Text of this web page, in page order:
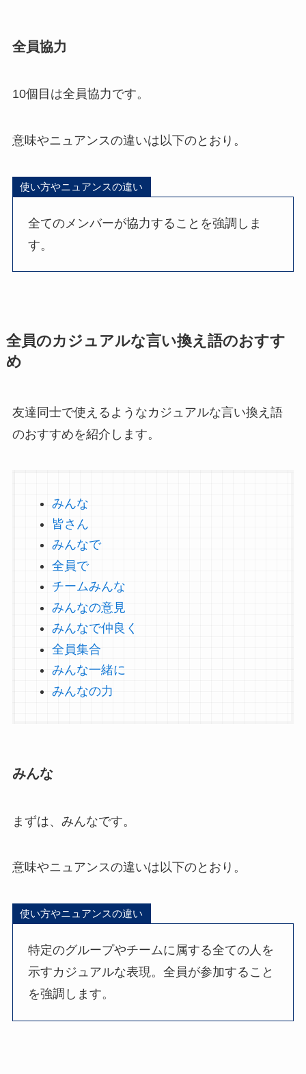
全員協力
10個目は全員協力です。
意味やニュアンスの違いは以下のとおり。
使い方やニュアンスの違い
全てのメンバーが協力することを強調しま
す。
全員のカジュアルな言い換え語のおすす
め
友達同士で使えるようなカジュアルな言い換え語
のおすすめを紹介します。
みんな
皆さん
みんなで
全員で
チームみんな
みんなの意見
みんなで仲良く
全員集合
みんな一緒に
みんなの力
みんな
まずは、みんなです。
意味やニュアンスの違いは以下のとおり。
使い方やニュアンスの違い
特定のグループやチームに属する全ての人を
示すカジュアルな表現。全員が参加すること
を強調します。